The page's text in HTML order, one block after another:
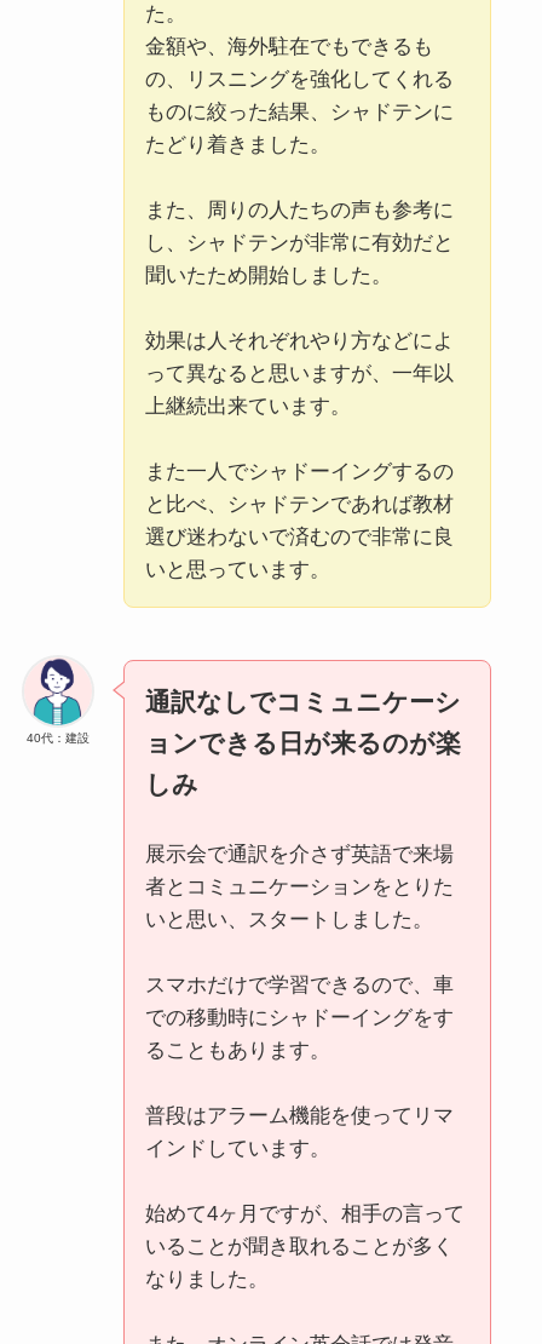
た。
金額や、海外駐在でもできるも
の、リスニングを強化してくれる
ものに絞った結果、シャドテンに
たどり着きました。
また、周りの人たちの声も参考に
し、シャドテンが非常に有効だと
聞いたため開始しました。
効果は人それぞれやり方などによ
って異なると思いますが、一年以
上継続出来ています。
また一人でシャドーイングするの
と比べ、シャドテンであれば教材
選び迷わないで済むので非常に良
いと思っています。
40代：建設
通訳なしでコミュニケーシ
ョンできる日が来るのが楽
しみ
展示会で通訳を介さず英語で来場
者とコミュニケーションをとりた
いと思い、スタートしました。
スマホだけで学習できるので、車
での移動時にシャドーイングをす
ることもあります。
普段はアラーム機能を使ってリマ
インドしています。
始めて4ヶ月ですが、相手の言って
いることが聞き取れることが多く
なりました。